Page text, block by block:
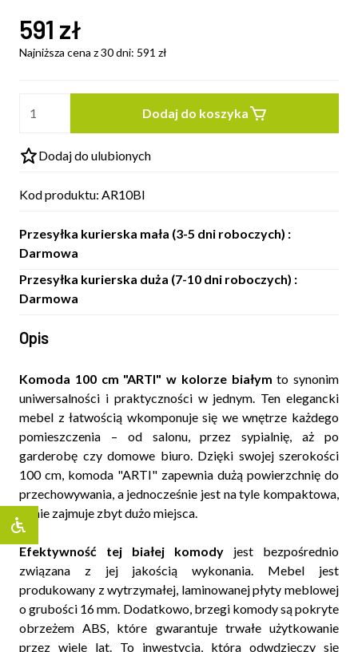
591 zł
Najniższa cena z 30 dni: 591 zł
Dodaj do koszyka
Dodaj do ulubionych
Kod produktu: AR10BI
Przesyłka kurierska mała (3-5 dni roboczych) :
Darmowa
Przesyłka kurierska duża (7-10 dni roboczych) :
Darmowa
Opis
Komoda 100 cm "ARTI" w kolorze białym to synonim
uniwersalności i praktyczności w jednym. Ten elegancki
mebel z łatwością wkomponuje się we wnętrze każdego
pomieszczenia – od salonu, przez sypialnię, aż po
garderobę czy domowe biuro. Dzięki swojej szerokości
100 cm, komoda "ARTI" zapewnia dużą powierzchnię do
przechowywania, a jednocześnie jest na tyle kompaktowa,
że nie zajmuje zbyt dużo miejsca.
Efektywność tej białej komody jest bezpośrednio
związana z jej jakością wykonania. Mebel jest
produkowany z wytrzymałej, laminowanej płyty meblowej
o grubości 16 mm. Dodatkowo, brzegi komody są pokryte
obrzeżem ABS, które gwarantuje trwałe użytkowanie
przez wiele lat. To inwestycja, która odwdzięczy się